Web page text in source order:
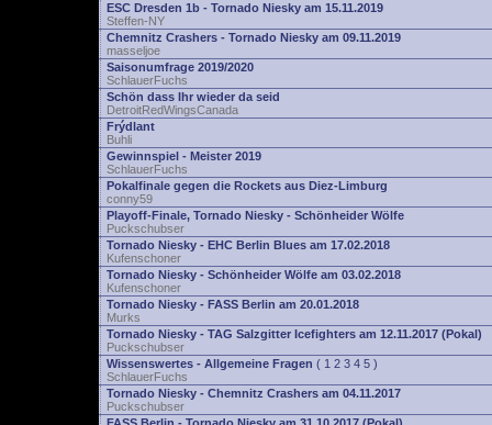
ESC Dresden 1b - Tornado Niesky am 15.11.2019
Steffen-NY
Chemnitz Crashers - Tornado Niesky am 09.11.2019
masseljoe
Saisonumfrage 2019/2020
SchlauerFuchs
Schön dass Ihr wieder da seid
DetroitRedWingsCanada
Frýdlant
Buhli
Gewinnspiel - Meister 2019
SchlauerFuchs
Pokalfinale gegen die Rockets aus Diez-Limburg
conny59
Playoff-Finale, Tornado Niesky - Schönheider Wölfe
Puckschubser
Tornado Niesky - EHC Berlin Blues am 17.02.2018
Kufenschoner
Tornado Niesky - Schönheider Wölfe am 03.02.2018
Kufenschoner
Tornado Niesky - FASS Berlin am 20.01.2018
Murks
Tornado Niesky - TAG Salzgitter Icefighters am 12.11.2017 (Pokal)
Puckschubser
Wissenswertes - Allgemeine Fragen ( 1 2 3 4 5 )
SchlauerFuchs
Tornado Niesky - Chemnitz Crashers am 04.11.2017
Puckschubser